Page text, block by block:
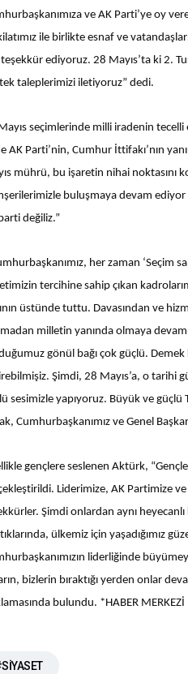
ve AK Parti’ye oy
ile birlikte esnaf ve
ediyoruz. 28 Mayıs’ta ki 2.
taleplerimizi iletiyoruz” dedi.
seçimlerinde milli iradenin tecelli
AK Parti’nin, Cumhur İttifakı’nın
mührü, bu işaretin nihai noktasını
buluşmaya devam
değiliz.”
her zaman ‘Seçim
tercihine sahip çıkan
üstünde tuttu. Davasından ve
milletin yanında olmaya
gönül bağı çok güçlü. Demek
Şimdi, 28 Mayıs’a, o tarihi
sesimizle yapıyoruz. Büyük ve güçlü
Cumhurbaşkanımız ve Genel
gençlere seslenen Aktürk,
Liderimize, AK Partimize
Şimdi onlardan aynı heyecanlı
ülkemiz için yaşadığımız
liderliğinde
bizlerin bıraktığı yerden onlar
bulundu. *HABER MERKEZİ